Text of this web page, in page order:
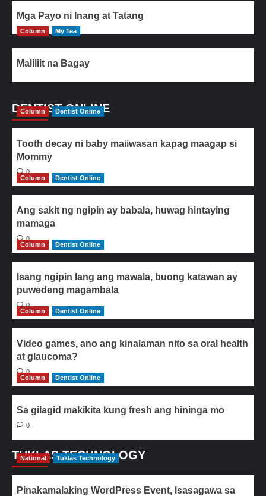
Mga Payo ni Inang at Tatang
Column My Tea
Maliliit na Bagay
DENTIST ONLINE
Column Dentist Online
Tooth decay ni baby maiiwasan kapag maagap si
Mommy
0
Column
Dentist Online
Ang sakit ng ngipin ay babala, huwag hintaying
mamaga
0
Column
Dentist Online
Isang ngipin lang ang mawala, buong katawan ay
puwedeng magambala
0
Column
Dentist Online
Video games, ano ang kinalaman nito sa oral health
at glaucoma?
0
Column
Dentist Online
Sa gilagid makikita kung fresh ang hininga mo
0
TUKLAS TECHNOLOGY
National Tuklas Technology
Pinakamalaking WordPress Event, Isasagawa sa